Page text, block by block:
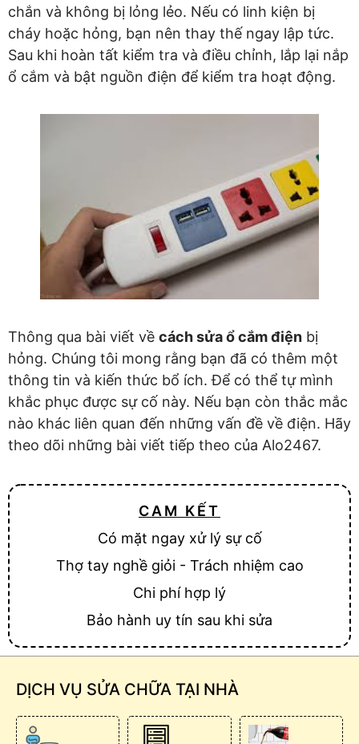
chắn và không bị lỏng lẻo. Nếu có linh kiện bị
cháy hoặc hỏng, bạn nên thay thế ngay lập tức.
Sau khi hoàn tất kiểm tra và điều chỉnh, lắp lại nắp
ổ cắm và bật nguồn điện để kiểm tra hoạt động.
Thông qua bài viết về cách sửa ổ cắm điện bị
hỏng. Chúng tôi mong rằng bạn đã có thêm một
thông tin và kiến thức bổ ích. Để có thể tự mình
khắc phục được sự cố này. Nếu bạn còn thắc mắc
nào khác liên quan đến những vấn đề về điện. Hãy
theo dõi những bài viết tiếp theo của Alo2467.
CAM KẾT
Có mặt ngay xử lý sự cố
Thợ tay nghề giỏi - Trách nhiệm cao
Chi phí hợp lý
Bảo hành uy tín sau khi sửa
DỊCH VỤ SỬA CHỮA TẠI NHÀ